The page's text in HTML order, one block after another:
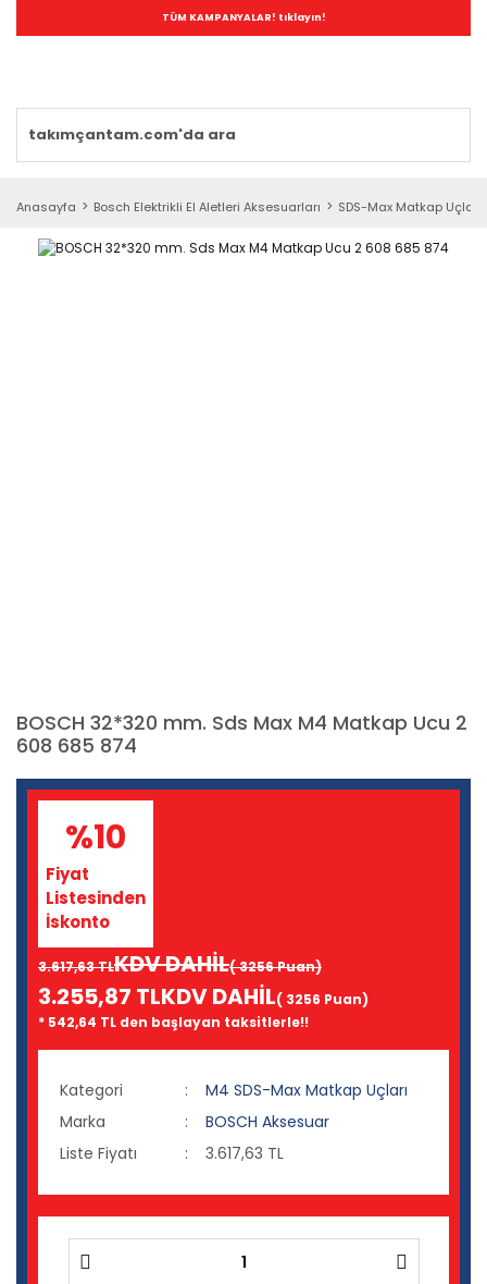
TÜM KAMPANYALAR! tıklayın!
Anasayfa Bosch Elektrikli El Aletleri Aksesuarları SDS-Max Matkap Uçları
BOSCH 32*320 mm. Sds Max M4 Matkap Ucu 2
608 685 874
%10
Fiyat
Listesinden
İskonto
3.617,63 TLKDV DAHİL( 3256 Puan)
3.255,87 TLKDV DAHİL( 3256 Puan)
* 542,64 TL den başlayan taksitlerle!!
Kategori
M4 SDS-Max Matkap Uçları
Marka
BOSCH Aksesuar
Liste Fiyatı
3.617,63 TL